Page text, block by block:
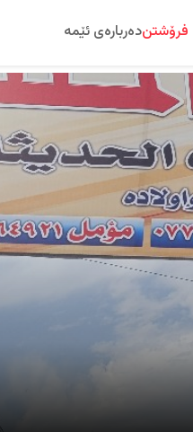
فرۆشتندەربارەی ئێمە